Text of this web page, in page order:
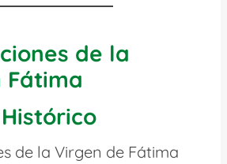
de la
Fátima
de la Virgen de Fátima